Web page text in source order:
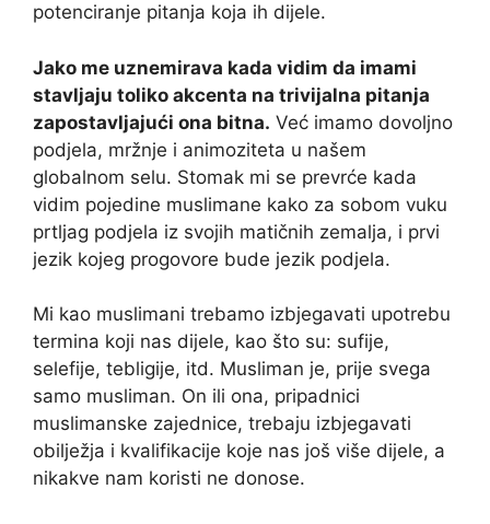
potenciranje pitanja koja ih dijele.
Jako me uznemirava kada vidim da imami
stavljaju toliko akcenta na trivijalna pitanja
zapostavljajući ona bitna. Već imamo dovoljno
podjela, mržnje i animoziteta u našem
globalnom selu. Stomak mi se prevrće kada
vidim pojedine muslimane kako za sobom vuku
prtljag podjela iz svojih matičnih zemalja, i prvi
jezik kojeg progovore bude jezik podjela.
Mi kao muslimani trebamo izbjegavati upotrebu
termina koji nas dijele, kao što su: sufije,
selefije, tebligije, itd. Musliman je, prije svega
samo musliman. On ili ona, pripadnici
muslimanske zajednice, trebaju izbjegavati
obilježja i kvalifikacije koje nas još više dijele, a
nikakve nam koristi ne donose.